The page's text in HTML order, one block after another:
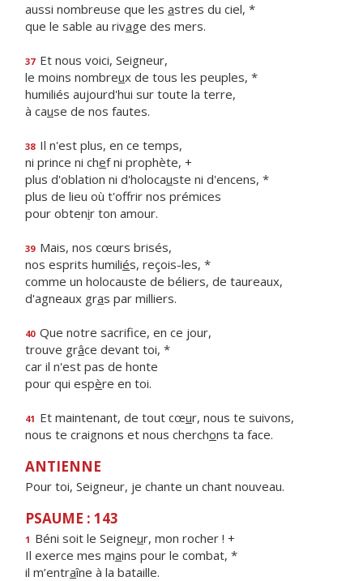
aussi nombreuse que les astres du ciel, *
que le sable au rivage des mers.
37 Et nous voici, Seigneur,
le moins nombreux de tous les peuples, *
humiliés aujourd'hui sur toute la terre,
à cause de nos fautes.
38 Il n'est plus, en ce temps,
ni prince ni chef ni prophète, +
plus d'oblation ni d'holocauste ni d'encens, *
plus de lieu où t'offrir nos prémices
pour obtenir ton amour.
39 Mais, nos cœurs brisés,
nos esprits humiliés, reçois-les, *
comme un holocauste de béliers, de taureaux,
d'agneaux gras par milliers.
40 Que notre sacrifice, en ce jour,
trouve grâce devant toi, *
car il n'est pas de honte
pour qui espère en toi.
41 Et maintenant, de tout cœur, nous te suivons,
nous te craignons et nous cherchons ta face.
ANTIENNE
Pour toi, Seigneur, je chante un chant nouveau.
PSAUME : 143
1 Béni soit le Seigneur, mon rocher ! +
Il exerce mes mains pour le combat, *
il m’entraîne à la bataille.